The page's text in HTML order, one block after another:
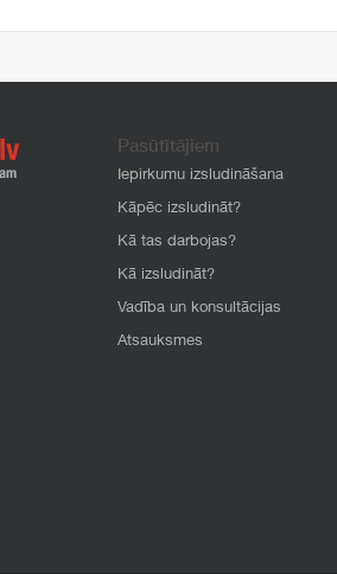
Pasūtītājiem
Iepirkumu izsludināšana
Kāpēc izsludināt?
Kā tas darbojas?
Kā izsludināt?
Vadība un konsultācijas
Atsauksmes